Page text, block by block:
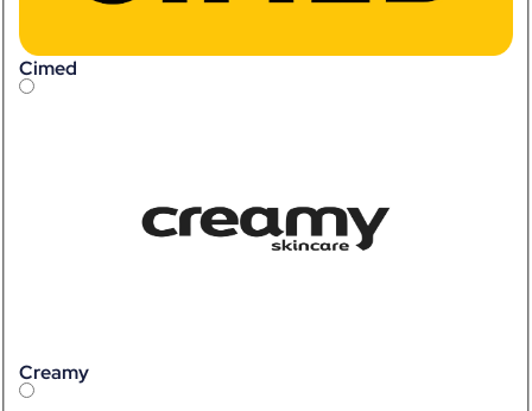
Cimed
Creamy